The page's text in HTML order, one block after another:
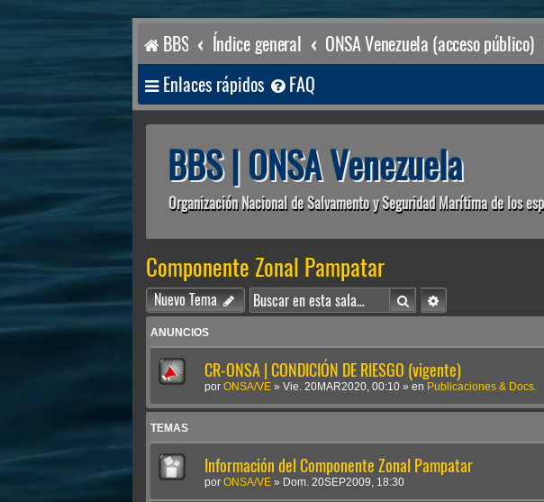
BBS Índice general ONSA Venezuela (acceso público)
Enlaces rápidos FAQ
BBS | ONSA Venezuela
Organización Nacional de Salvamento y Seguridad Marítima de los
Componente Zonal Pampatar
Nuevo Tema BuscarBúsqueda avanzada
ANUNCIOS
CR-ONSA | CONDICIÓN DE RIESGO (vigente)
por ONSA/VE » Vie. 20MAR2020, 00:10 » en Publicaciones & Docs.
TEMAS
Información del Componente Zonal Pampatar
por ONSA/VE » Dom. 20SEP2009, 18:30